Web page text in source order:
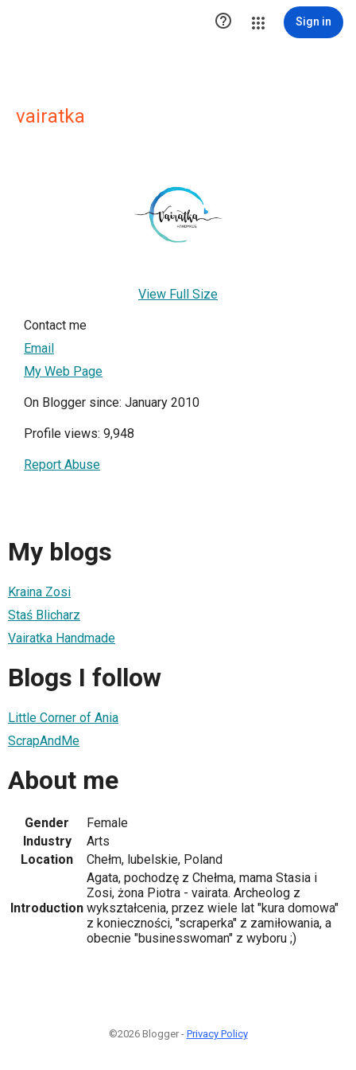
 Sign in
vairatka
View Full Size
Contact me
Email
My Web Page
On Blogger since: January 2010
Profile views: 9,948
Report Abuse
My blogs
Kraina Zosi
Staś Blicharz
Vairatka Handmade
Blogs I follow
Little Corner of Ania
ScrapAndMe
About me
Gender
Female
Industry
Arts
Location
Chełm, lubelskie, Poland
Introduction
Agata, pochodzę z Chełma, mama Stasia i
Zosi, żona Piotra - vairata. Archeolog z
wykształcenia, przez wiele lat "kura domowa"
z konieczności, "scraperka" z zamiłowania, a
obecnie "businesswoman" z wyboru ;)
©2026 Blogger - Privacy Policy